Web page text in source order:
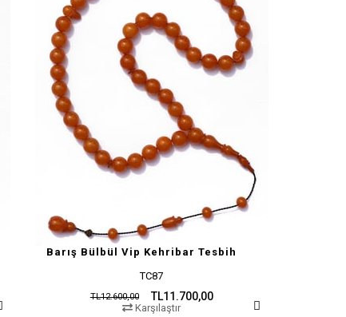
Barış Bülbül Vip Kehribar Tesbih
TC87
TL11.700,00
TL12.600,00
Karşılaştır